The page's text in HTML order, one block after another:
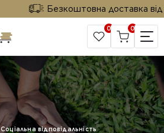
Безкоштовна доставка від
САЙТ КОМПАНІЇ
0 0
Соціальна відповідальність